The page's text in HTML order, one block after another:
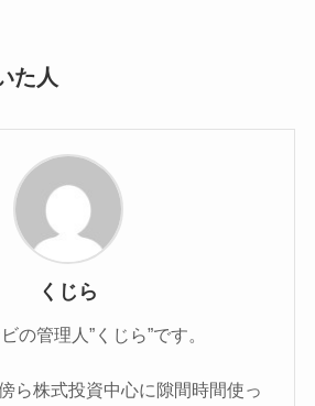
た人
くじら
の管理人”くじら”です。
ら株式投資中心に隙間時間使っ